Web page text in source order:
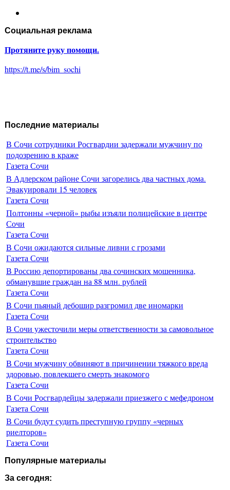
Социальная реклама
Протяните руку помощи.
https://t.me/s/bim_sochi
Последние материалы
В Сочи сотрудники Росгвардии задержали мужчину по
подозрению в краже
Газета Сочи
В Адлерском районе Сочи загорелись два частных дома.
Эвакуировали 15 человек
Газета Сочи
Полтонны «черной» рыбы изъяли полицейские в центре
Сочи
Газета Сочи
В Сочи ожидаются сильные ливни с грозами
Газета Сочи
В Россию депортированы два сочинских мошенника,
обманувшие граждан на 88 млн. рублей
Газета Сочи
В Сочи пьяный дебошир разгромил две иномарки
Газета Сочи
В Сочи ужесточили меры ответственности за самовольное
строительство
Газета Сочи
В Сочи мужчину обвиняют в причинении тяжкого вреда
здоровью, повлекшего смерть знакомого
Газета Сочи
В Сочи Росгвардейцы задержали приезжего с мефедроном
Газета Сочи
В Сочи будут судить преступную группу «черных
риелторов»
Газета Сочи
Популярные материалы
За сегодня: